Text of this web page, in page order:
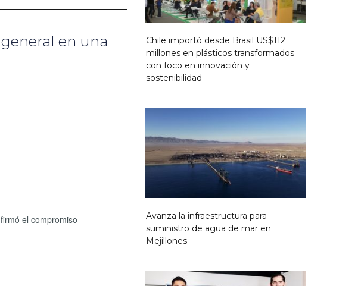
en una
el compromiso
Chile importó desde Brasil US$112
millones en plásticos transformados
con foco en innovación y
sostenibilidad
Avanza la infraestructura para
suministro de agua de mar en
Mejillones